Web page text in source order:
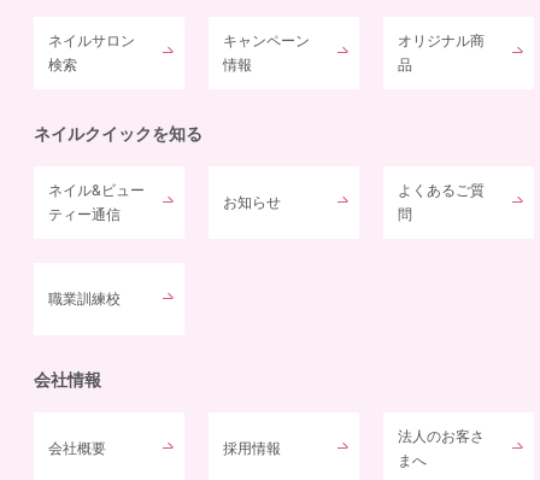
ネイルサロン
検索
キャンペーン
情報
オリジナル商
品
ネイルクイックを知る
ネイル&ビュー
ティー通信
お知らせ
よくあるご質
問
職業訓練校
会社情報
会社概要 採用情報
法人のお客さ
まへ